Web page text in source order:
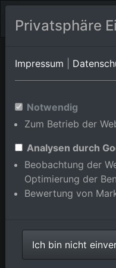
Oberndorf am
Neckar
Oberndorf/
Baden-
Deutschland
Privatsphäre
Impressum
Notwendig
Zum Betrieb der
Analysen durch
Beobachtung der
Optimierung der
Bewertung von
Ich bin nicht